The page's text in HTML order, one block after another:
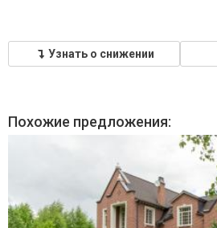
Узнать о снижении
Похожие предложения: